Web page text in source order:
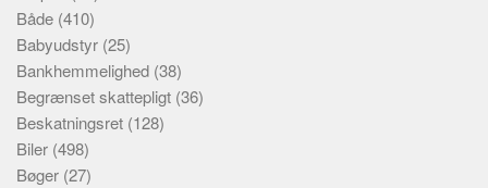
Både (410)
Babyudstyr (25)
Bankhemmelighed (38)
Begrænset skattepligt (36)
Beskatningsret (128)
Biler (498)
Bøger (27)